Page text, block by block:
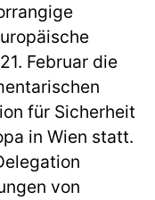
Februar die
für Sicherheit
in Wien statt.
von